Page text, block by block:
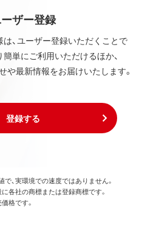
ザー登録
、ユーザー登録いただくことで
単にご利用いただけるほか、
や最新情報をお届けいたします。
登録する
、実環境での速度ではありません。
各社の商標または登録商標です。
格です。